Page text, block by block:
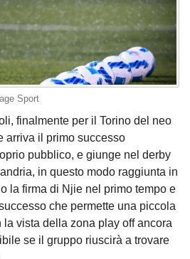
Sport
finalmente per il Torino del neo
arriva il primo successo
pubblico, e giunge nel derby
in questo modo raggiunta in
la firma di Njie nel primo tempo e
che permette una piccola
vista della zona play off ancora
se il gruppo riuscirà a trovare